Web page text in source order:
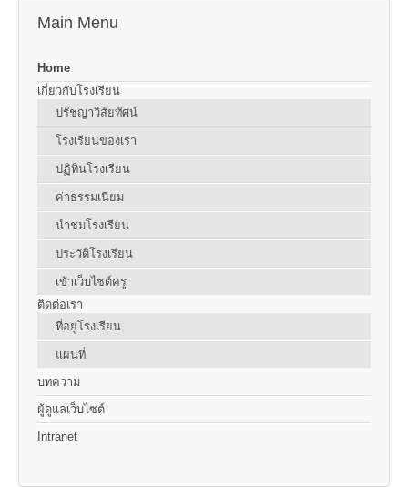
Main Menu
Home
เกี่ยวกับโรงเรียน
ปรัชญาวิสัยทัศน์
โรงเรียนของเรา
ปฏิทินโรงเรียน
ค่าธรรมเนียม
นำชมโรงเรียน
ประวัติโรงเรียน
เข้าเว็บไซต์ครู
ติดต่อเรา
ที่อยู่โรงเรียน
แผนที่
บทความ
ผู้ดูแลเว็บไซต์
Intranet